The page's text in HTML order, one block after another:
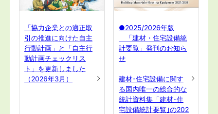
「協力企業との適正取
引の推進に向けた自主
行動計画」と「自主行
動計画チェックリス
ト」を更新しました
（2026年3月）
●2025/2026年版
「建材・住宅設備統
計要覧」発刊のお知ら
せ
建材･住宅設備に関す
る国内唯一の総合的な
統計資料集「建材･住
宅設備統計要覧｣の202